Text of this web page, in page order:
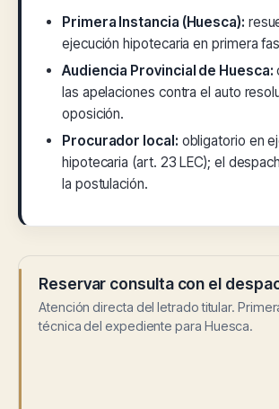
Primera Instancia (Huesca):
ejecución hipotecaria en primera
Audiencia Provincial de Huesca:
las apelaciones contra el auto
oposición.
Procurador local: obligatorio en
hipotecaria (art. 23 LEC); el
la postulación.
Reservar consulta con el
Atención directa del letrado titular.
técnica del expediente para Huesca.